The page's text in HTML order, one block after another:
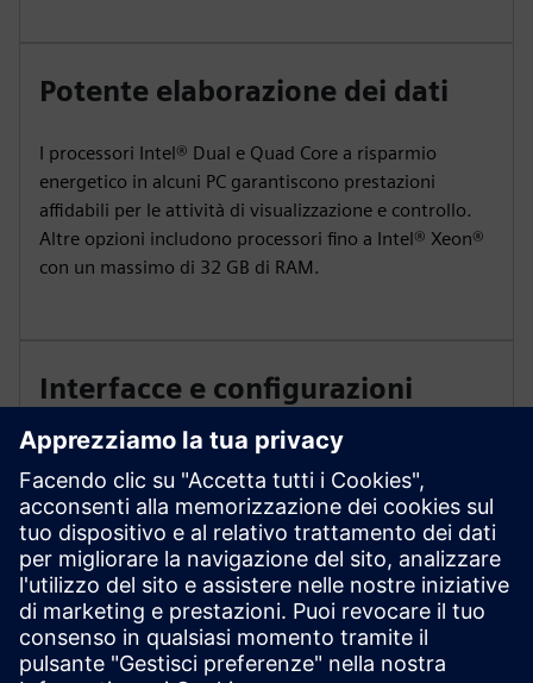
Potente elaborazione dei dati
I processori Intel® Dual e Quad Core a risparmio
energetico in alcuni PC garantiscono prestazioni
affidabili per le attività di visualizzazione e controllo.
Altre opzioni includono processori fino a Intel® Xeon®
con un massimo di 32 GB di RAM.
Interfacce e configurazioni
diverse
Le opzioni includono 4x USB 3.1, 3x Gbit Ethernet, RS
232/RS 485/RS 422, Solid-State-Drive (SSD) M.2, 4x
USB 3.2 Gen2, 4x interfaccia Ethernet (RJ45) e 2x
DisplayPort (compatibile con DP1.4, 1.3 convalidato
fino a 4kp60).